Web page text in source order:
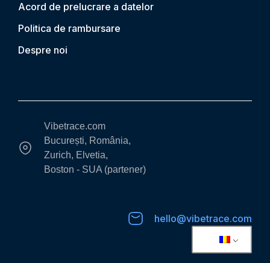
Acord de prelucrare a datelor
Politica de rambursare
Despre noi
Vibetrace.com
București, România,
Zurich, Elvetia,
Boston - SUA (partener)
hello@vibetrace.com